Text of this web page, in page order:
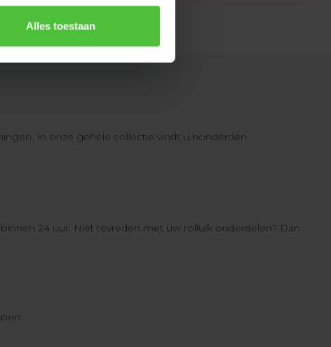
Alles toestaan
In onze gehele collectie vindt u honderden
24 uur. Niet tevreden met uw rolluik onderdelen? Dan